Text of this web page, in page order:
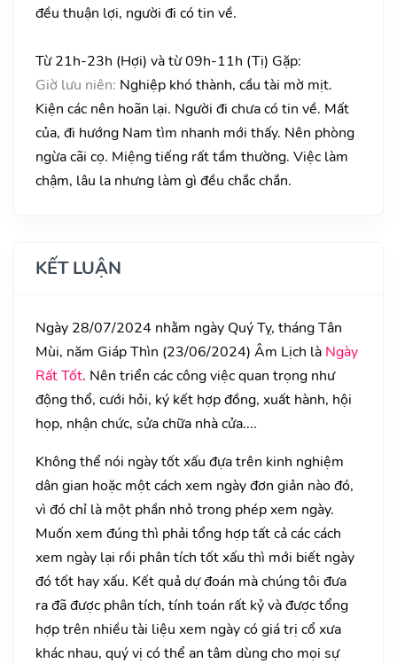
đều thuận lợi, người đi có tin về.
Từ 21h-23h (Hợi) và từ 09h-11h (Tị) Gặp:
Giờ lưu niên: Nghiệp khó thành, cầu tài mờ mịt.
Kiện các nên hoãn lại. Người đi chưa có tin về. Mất
của, đi hướng Nam tìm nhanh mới thấy. Nên phòng
ngừa cãi cọ. Miệng tiếng rất tầm thường. Việc làm
chậm, lâu la nhưng làm gì đều chắc chắn.
KẾT LUẬN
Ngày 28/07/2024 nhằm ngày Quý Tỵ, tháng Tân
Mùi, năm Giáp Thìn (23/06/2024) Âm Lịch là Ngày
Rất Tốt. Nên triển các công việc quan trọng như
động thổ, cưới hỏi, ký kết hợp đồng, xuất hành, hội
họp, nhận chức, sửa chữa nhà cửa....
Không thể nói ngày tốt xấu đựa trên kinh nghiệm
dân gian hoặc một cách xem ngày đơn giản nào đó,
vì đó chỉ là một phần nhỏ trong phép xem ngày.
Muốn xem đúng thì phải tổng hợp tất cả các cách
xem ngày lại rồi phân tích tốt xấu thì mới biết ngày
đó tốt hay xấu. Kết quả dự đoán mà chúng tôi đưa
ra đã được phân tích, tính toán rất kỷ và được tổng
hợp trên nhiều tài liệu xem ngày có giá trị cổ xưa
khác nhau, quý vị có thể an tâm dùng cho mọi sự